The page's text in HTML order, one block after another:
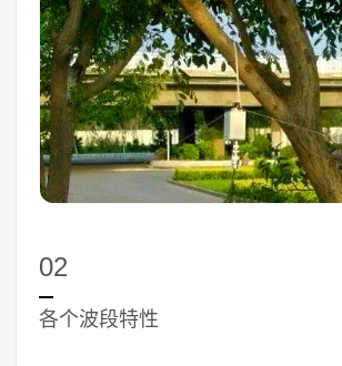
02
各个波段特性